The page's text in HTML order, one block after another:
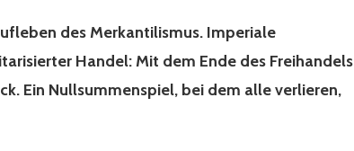
des Merkantilismus. Imperiale
Handel: Mit dem Ende des Freihandels
Ein Nullsummenspiel, bei dem alle verlieren,